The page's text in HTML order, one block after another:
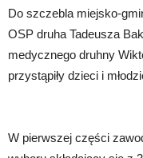
Do szczebla miejsko-
OSP druha Tadeusza
medycznego druhny
przystąpiły dzieci i
W pierwszej części